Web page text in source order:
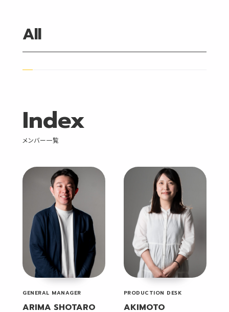
All
FUKUOKA HQ
ADMINISTRATION
Index
メンバー一覧
GENERAL MANAGER
ARIMA SHOTARO
PRODUCTION DESK
AKIMOTO